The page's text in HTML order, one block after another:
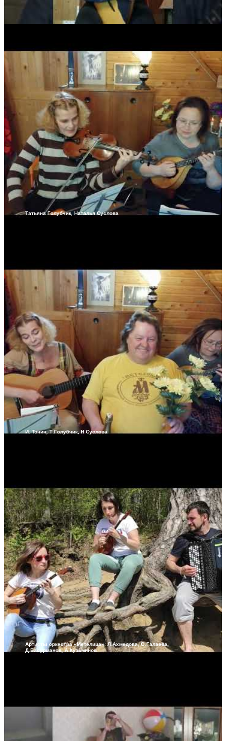
Татьяна Голубчик, Наталья Суслова
И. Тонин, Т.Голубчик, Н.Суслова
Артисты оркестра «Метелица»: Л.Ахмедова, О.Галаева,
Д.Басурманов, А.Кузьминов